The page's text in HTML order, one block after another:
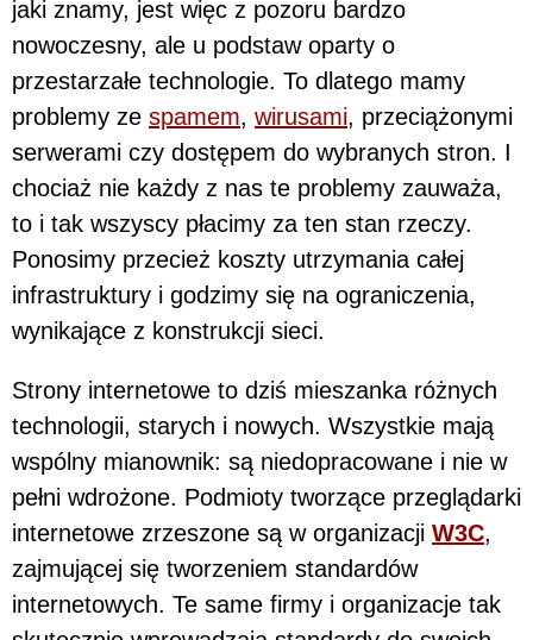
jaki znamy, jest więc z pozoru bardzo
nowoczesny, ale u podstaw oparty o
przestarzałe technologie. To dlatego mamy
problemy ze spamem, wirusami, przeciążonymi
serwerami czy dostępem do wybranych stron. I
chociaż nie każdy z nas te problemy zauważa,
to i tak wszyscy płacimy za ten stan rzeczy.
Ponosimy przecież koszty utrzymania całej
infrastruktury i godzimy się na ograniczenia,
wynikające z konstrukcji sieci.
Strony internetowe to dziś mieszanka różnych
technologii, starych i nowych. Wszystkie mają
wspólny mianownik: są niedopracowane i nie w
pełni wdrożone. Podmioty tworzące przeglądarki
internetowe zrzeszone są w organizacji W3C,
zajmującej się tworzeniem standardów
internetowych. Te same firmy i organizacje tak